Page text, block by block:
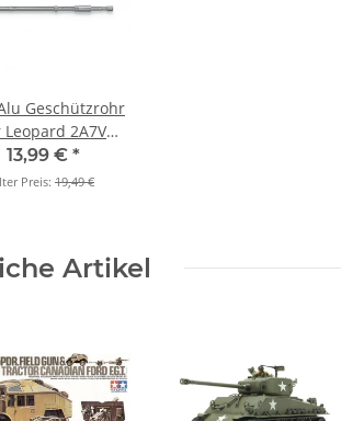
Geschützrohr
2A7V
35387)
13,99 € *
Preis: 19,49 €
Artikel